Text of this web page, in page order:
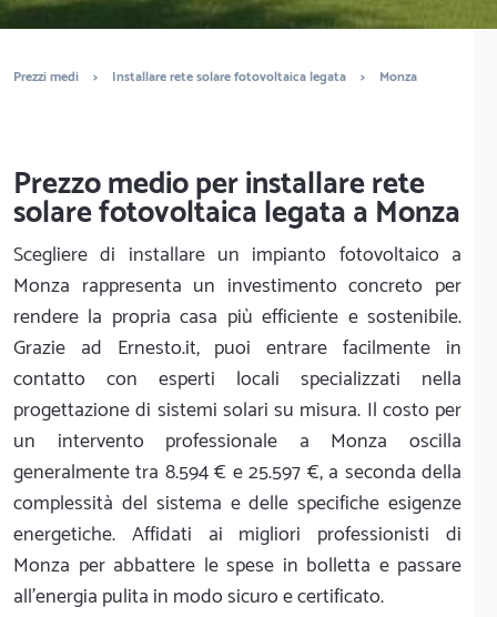
Prezzi medi > Installare rete solare fotovoltaica legata > Monza
Prezzo medio per installare rete
solare fotovoltaica legata a Monza
Scegliere di installare un impianto fotovoltaico a
Monza rappresenta un investimento concreto per
rendere la propria casa più efficiente e sostenibile.
Grazie ad Ernesto.it, puoi entrare facilmente in
contatto con esperti locali specializzati nella
progettazione di sistemi solari su misura. Il costo per
un intervento professionale a Monza oscilla
generalmente tra 8.594 € e 25.597 €, a seconda della
complessità del sistema e delle specifiche esigenze
energetiche. Affidati ai migliori professionisti di
Monza per abbattere le spese in bolletta e passare
all'energia pulita in modo sicuro e certificato.